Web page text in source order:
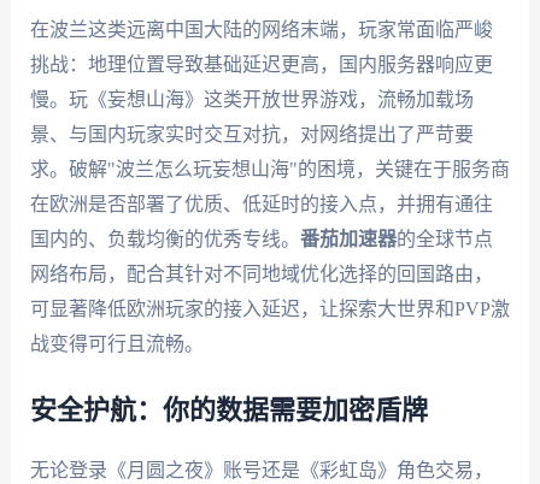
在波兰这类远离中国大陆的网络末端，玩家常面临严峻
挑战：地理位置导致基础延迟更高，国内服务器响应更
慢。玩《妄想山海》这类开放世界游戏，流畅加载场
景、与国内玩家实时交互对抗，对网络提出了严苛要
求。破解"波兰怎么玩妄想山海"的困境，关键在于服务商
在欧洲是否部署了优质、低延时的接入点，并拥有通往
国内的、负载均衡的优秀专线。 番茄加速器的全球节点
网络布局，配合其针对不同地域优化选择的回国路由，
可显著降低欧洲玩家的接入延迟，让探索大世界和PVP激
战变得可行且流畅。
安全护航：你的数据需要加密盾牌
无论登录《月圆之夜》账号还是《彩虹岛》角色交易，